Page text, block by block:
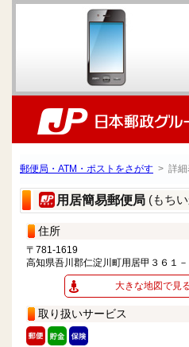
郵便局・ATM・ポストをさがす > 詳細
用居簡易郵便局 (もち
住所
〒781-1619
高知県吾川郡仁淀川町用居甲３６１－
大きな地図で見
取り扱いサービス